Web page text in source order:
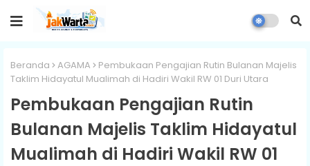
Beranda AGAMA
Pembukaan Pengajian Rutin Bulanan Majelis
Taklim Hidayatul Mualimah di Hadiri Wakil RW 01 Duri Utara
Pembukaan Pengajian Rutin
Bulanan Majelis Taklim Hidayatul
Mualimah di Hadiri Wakil RW 01